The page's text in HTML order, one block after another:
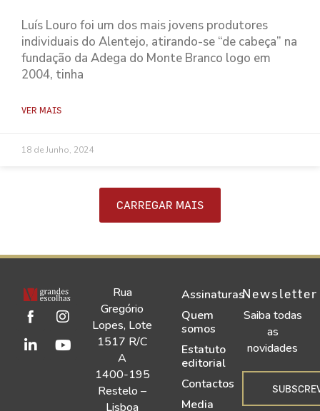
Luís Louro foi um dos mais jovens produtores
individuais do Alentejo, atirando-se “de cabeça” na
fundação da Adega do Monte Branco logo em
2004, tinha
VER MAIS
18 de Junho, 2024
CARREGAR MAIS
Rua
Gregório
Lopes, Lote
1517 R/C
A
1400-195
Restelo –
Lisboa
Assinaturas
Quem
somos
Estatuto
editorial
Contactos
Media
Newsletter
Saiba todas
as
novidades